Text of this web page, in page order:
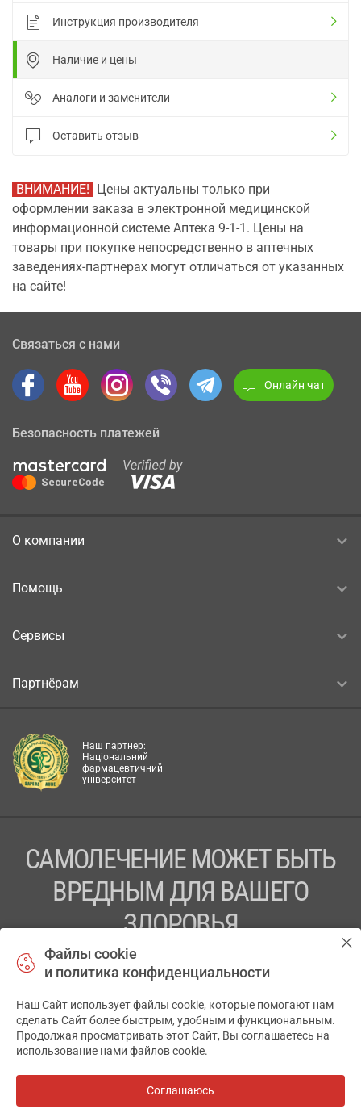
Инструкция производителя
Наличие и цены
Аналоги и заменители
Оставить отзыв
ВНИМАНИЕ! Цены актуальны только при
оформлении заказа в электронной медицинской
информационной системе Аптека 9-1-1. Цены на
товары при покупке непосредственно в аптечных
заведениях-партнерах могут отличаться от указанных
на сайте!
Связаться с нами
Онлайн чат
Безопасность платежей
О компании
Помощь
Сервисы
Партнёрам
Наш партнер:
Національний
фармацевтичний
університет
САМОЛЕЧЕНИЕ МОЖЕТ БЫТЬ
ВРЕДНЫМ ДЛЯ ВАШЕГО
ЗДОРОВЬЯ
ПЕРЕД ПРИМЕНЕНИЕМ ПРЕПАРАТА
ПРОКОНСУЛЬТИРУЙТЕСЬ С ВРАЧОМ
ТОВ «АПТЕКА 911.ЮА» Код ЄДРПОУ 43631965.
Отказ от ответственности
АПТЕКА911.ЮА
Файлы cookie
и политика конфиденциальности
Наш Сайт использует файлы cookie, которые помогают нам
сделать Сайт более быстрым, удобным и функциональным.
Продолжая просматривать этот Сайт, Вы соглашаетесь на
использование нами файлов cookie.
Соглашаюсь
✕